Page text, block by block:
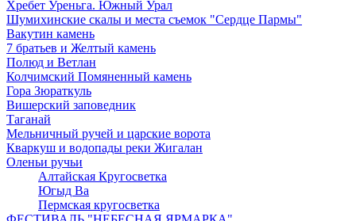
Хребет Уреньга. Южный Урал
Шумихинские скалы и места съемок "Сердце Пармы"
Вакутин камень
7 братьев и Желтый камень
Полюд и Ветлан
Колчимский Помяненный камень
Гора Зюраткуль
Вишерский заповедник
Таганай
Мельничный ручей и царские ворота
Кваркуш и водопады реки Жигалан
Оленьи ручьи
Алтайская Кругосветка
Югыд Ва
Пермская кругосветка